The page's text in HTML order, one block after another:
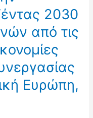
2030
από τις
Ευρώπη,